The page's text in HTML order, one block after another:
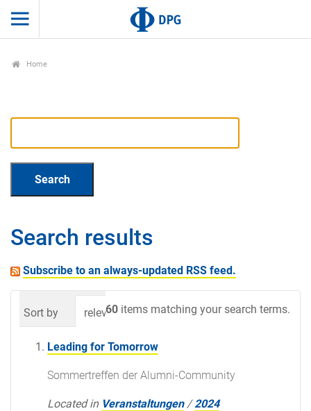
Home
Search results
Subscribe to an always-updated RSS feed.
60 items matching your search terms.
Sort by relevance date (newest first)
Leading for Tomorrow
Sommertreffen der Alumni-Community
Located in Veranstaltungen /2024